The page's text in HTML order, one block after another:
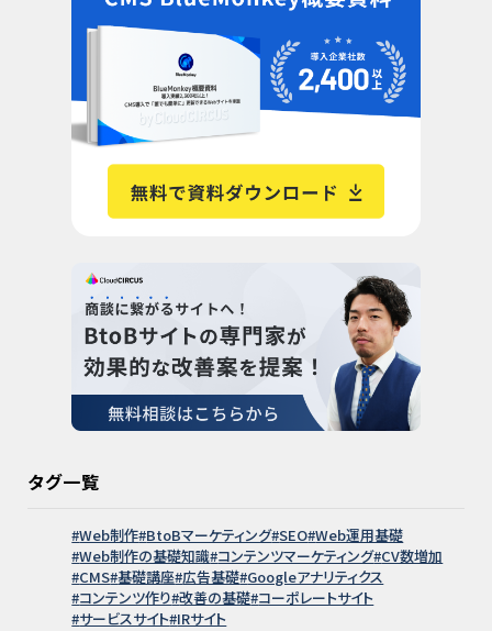
タグ一覧
Web制作 BtoBマーケティング SEO Web運用基礎
Web制作の基礎知識 コンテンツマーケティング CV数増加
CMS 基礎講座 広告基礎 Googleアナリティクス
コンテンツ作り 改善の基礎 コーポレートサイト
サービスサイト IRサイト